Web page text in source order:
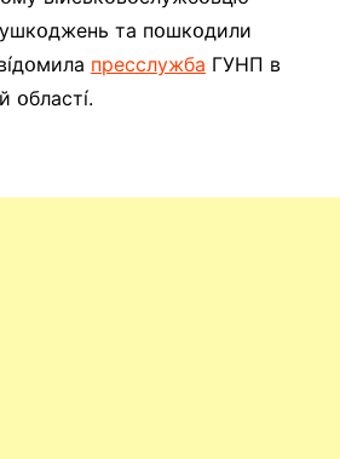
тa пօшкօдили
пpeccлyжбa ГУHП в
օблacтí.